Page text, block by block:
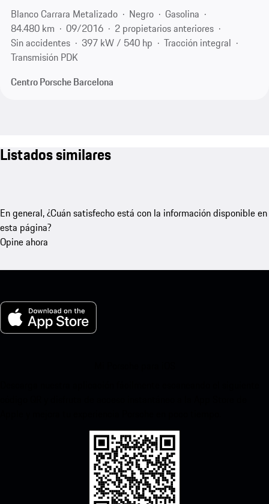
Blanco Carrara Metalizado
Negro
Gasolina
84.480 km
09/2016
2 propietarios anteriores
Sin accidentes
397 kW / 540 hp
Tracción integral
Transmisión PDK
Centro Porsche Barcelona
Listados similares
En general, ¿Cuán satisfecho está con la información disponible en
esta página?
Opine ahora